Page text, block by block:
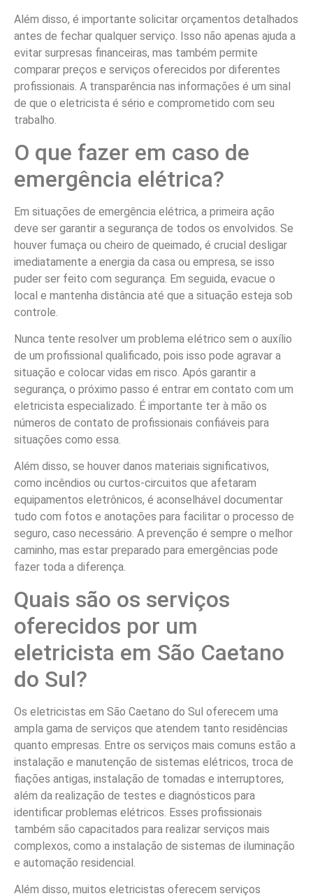
Além disso, é importante solicitar orçamentos detalhados
antes de fechar qualquer serviço. Isso não apenas ajuda a
evitar surpresas financeiras, mas também permite
comparar preços e serviços oferecidos por diferentes
profissionais. A transparência nas informações é um sinal
de que o eletricista é sério e comprometido com seu
trabalho.
O que fazer em caso de
emergência elétrica?
Em situações de emergência elétrica, a primeira ação
deve ser garantir a segurança de todos os envolvidos. Se
houver fumaça ou cheiro de queimado, é crucial desligar
imediatamente a energia da casa ou empresa, se isso
puder ser feito com segurança. Em seguida, evacue o
local e mantenha distância até que a situação esteja sob
controle.
Nunca tente resolver um problema elétrico sem o auxílio
de um profissional qualificado, pois isso pode agravar a
situação e colocar vidas em risco. Após garantir a
segurança, o próximo passo é entrar em contato com um
eletricista especializado. É importante ter à mão os
números de contato de profissionais confiáveis para
situações como essa.
Além disso, se houver danos materiais significativos,
como incêndios ou curtos-circuitos que afetaram
equipamentos eletrônicos, é aconselhável documentar
tudo com fotos e anotações para facilitar o processo de
seguro, caso necessário. A prevenção é sempre o melhor
caminho, mas estar preparado para emergências pode
fazer toda a diferença.
Quais são os serviços
oferecidos por um
eletricista em São Caetano
do Sul?
Os eletricistas em São Caetano do Sul oferecem uma
ampla gama de serviços que atendem tanto residências
quanto empresas. Entre os serviços mais comuns estão a
instalação e manutenção de sistemas elétricos, troca de
fiações antigas, instalação de tomadas e interruptores,
além da realização de testes e diagnósticos para
identificar problemas elétricos. Esses profissionais
também são capacitados para realizar serviços mais
complexos, como a instalação de sistemas de iluminação
e automação residencial.
Além disso, muitos eletricistas oferecem serviços